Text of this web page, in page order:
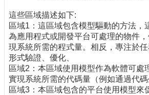
這些區域描述如下:
區域1：這區域包含模型驅動的方法，
為應用程式或開發平台可處理的物件
現系統所需的程式量。相反，專注於任
形式驗證、優化、
區域2：本區域使用模型作為軟體可處
實現系統所需的代碼量（例如通過代碼
區域3：本區域包含的平台使用模型來